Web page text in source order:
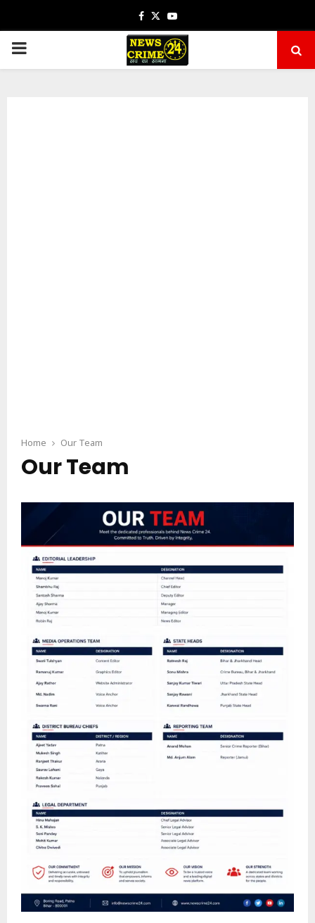
Facebook
TwitterYoutube
PRIMARY
Home Our Team
Our Team